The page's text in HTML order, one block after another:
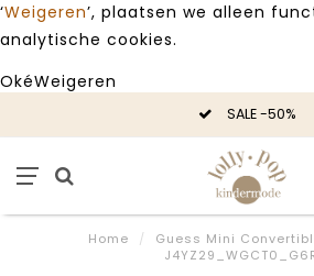
‘Weigeren’, plaatsen we alleen
analytische cookies.
OkéWeigeren
SALE -50%
Home /
Guess Mini